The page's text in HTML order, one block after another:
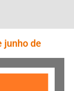
junho de